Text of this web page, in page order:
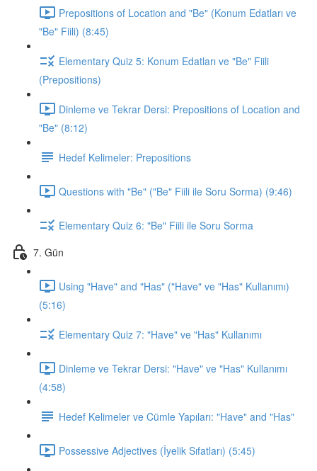
Prepositions of Location and "Be" (Konum Edatları ve
"Be" Fiili) (8:45)
Elementary Quiz 5: Konum Edatları ve "Be" Fiili
(Prepositions)
Dinleme ve Tekrar Dersi: Prepositions of Location and
"Be" (8:12)
Hedef Kelimeler: Prepositions
Questions with "Be" ("Be" Fiili ile Soru Sorma) (9:46)
Elementary Quiz 6: "Be" Fiili ile Soru Sorma
7. Gün
Using "Have" and "Has" ("Have" ve "Has" Kullanımı)
(5:16)
Elementary Quiz 7: "Have" ve "Has" Kullanımı
Dinleme ve Tekrar Dersi: "Have" ve "Has" Kullanımı
(4:58)
Hedef Kelimeler ve Cümle Yapıları: "Have" and "Has"
Possessive Adjectives (İyelik Sıfatları) (5:45)